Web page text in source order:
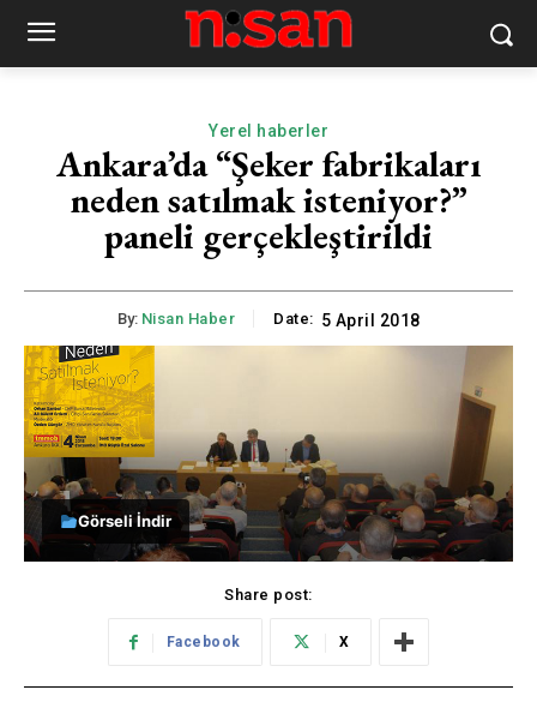
Yerel haberler
Ankara’da “Şeker fabrikaları
neden satılmak isteniyor?”
paneli gerçekleştirildi
By: Nisan Haber Date: 5 April 2018
Görseli İndir
Share post:
Facebook X